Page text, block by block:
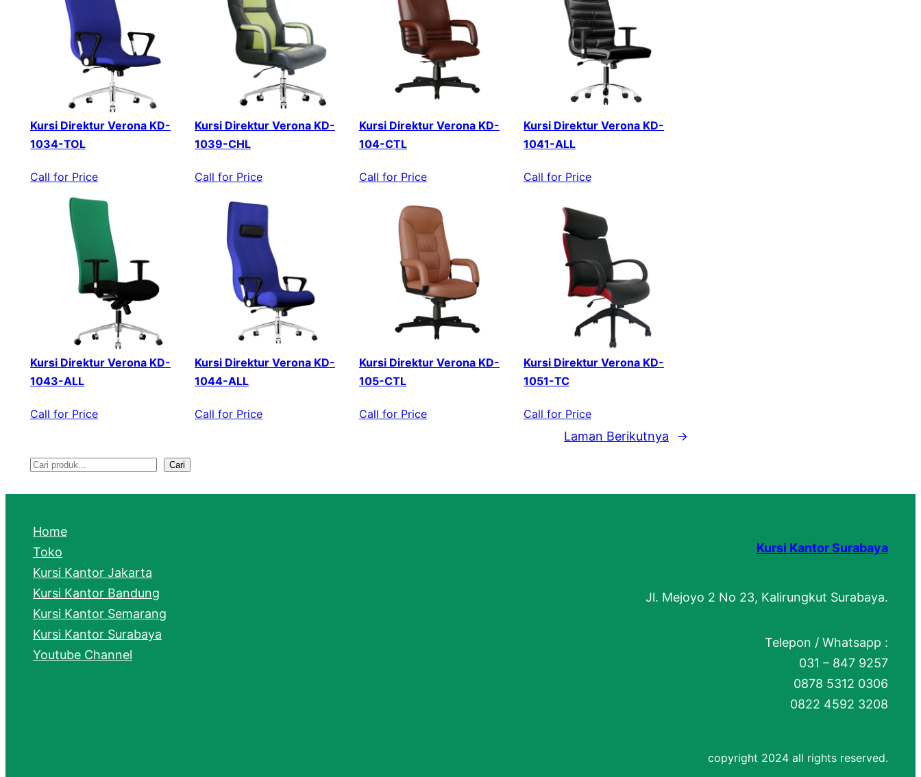
Kursi Direktur Verona KD-
1034-TOL
Call for Price
Kursi Direktur Verona KD-
1039-CHL
Call for Price
Kursi Direktur Verona KD-
104-CTL
Call for Price
Kursi Direktur Verona KD-
1041-ALL
Call for Price
Kursi Direktur Verona KD-
1043-ALL
Call for Price
Kursi Direktur Verona KD-
1044-ALL
Call for Price
Kursi Direktur Verona KD-
105-CTL
Call for Price
Kursi Direktur Verona KD-
1051-TC
Call for Price
Laman Berikutnya →
S
e
a
r
c
h
Cari
Home
Toko
Kursi Kantor Jakarta
Kursi Kantor Bandung
Kursi Kantor Semarang
Kursi Kantor Surabaya
Youtube Channel
Kursi Kantor Surabaya
Jl. Mejoyo 2 No 23, Kalirungkut Surabaya.
Telepon / Whatsapp :
031 – 847 9257
0878 5312 0306
0822 4592 3208
copyright 2024 all rights reserved.